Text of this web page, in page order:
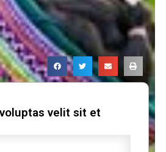
velit sit et